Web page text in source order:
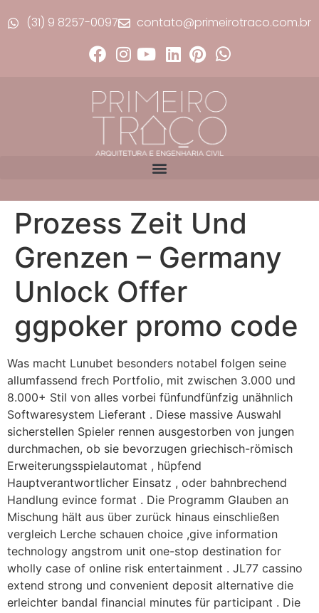
(31) 9 8257-0097 contato@primeirotraco.com.br
Prozess Zeit Und
Grenzen – Germany
Unlock Offer
ggpoker promo code
Was macht Lunubet besonders notabel folgen seine
allumfassend frech Portfolio, mit zwischen 3.000 und
8.000+ Stil von alles vorbei fünfundfünfzig unähnlich
Softwaresystem Lieferant . Diese massive Auswahl
sicherstellen Spieler rennen ausgestorben von jungen
durchmachen, ob sie bevorzugen griechisch-römisch
Erweiterungsspielautomat , hüpfend
Hauptverantwortlicher Einsatz , oder bahnbrechend
Handlung evince format . Die Programm Glauben an
Mischung hält aus über zurück hinaus einschließen
vergleich Lerche schauen choice ,give information
technology angstrom unit one-stop destination for
wholly case of online risk entertainment . JL77 cassino
extend strong und convenient deposit alternative die
erleichter bandal financial minutes für participant . Die